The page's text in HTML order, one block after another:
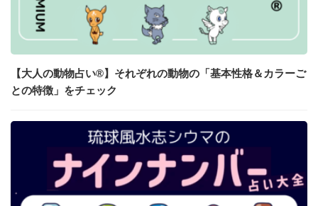
【大人の動物占い®】それぞれの動物の「基本性格＆カラーご
との特徴」をチェック